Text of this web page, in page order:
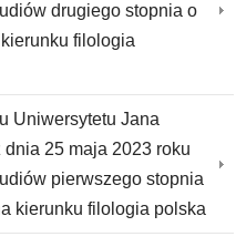
drugiego stopnia o
filologia
Uniwersytetu Jana
25 maja 2023 roku
pierwszego stopnia
kierunku filologia polska